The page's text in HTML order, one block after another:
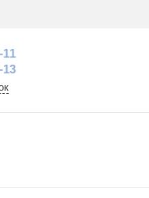
11
13